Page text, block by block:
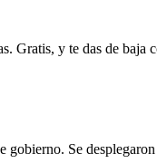
Gratis, y te das de baja
gobierno. Se